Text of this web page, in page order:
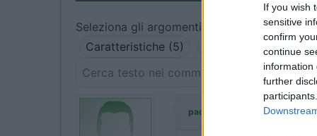
If you wish
sensitive
confirm
continue
information
further
Seleziona gli argomenti per leggere le
Caratteristiche (5)
paoletta60 ha